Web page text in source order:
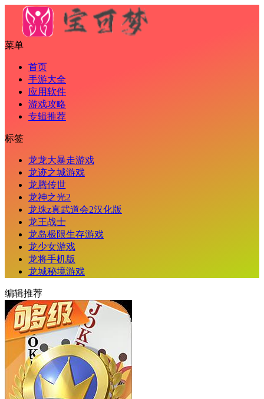
菜单
首页
手游大全
应用软件
游戏攻略
专辑推荐
标签
龙龙大暴走游戏
龙迹之城游戏
龙腾传世
龙神之光2
龙珠z真武道会2汉化版
龙王战士
龙岛极限生存游戏
龙少女游戏
龙将手机版
龙城秘境游戏
编辑推荐